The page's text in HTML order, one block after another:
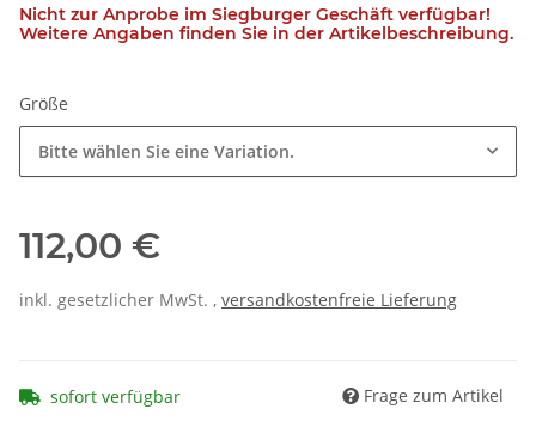
Nicht zur Anprobe im Siegburger Geschäft verfügbar!
Weitere Angaben finden Sie in der Artikelbeschreibung.
Größe
Bitte wählen Sie eine Variation.
112,00 €
inkl. gesetzlicher MwSt. , versandkostenfreie Lieferung
sofort verfügbar Frage zum Artikel